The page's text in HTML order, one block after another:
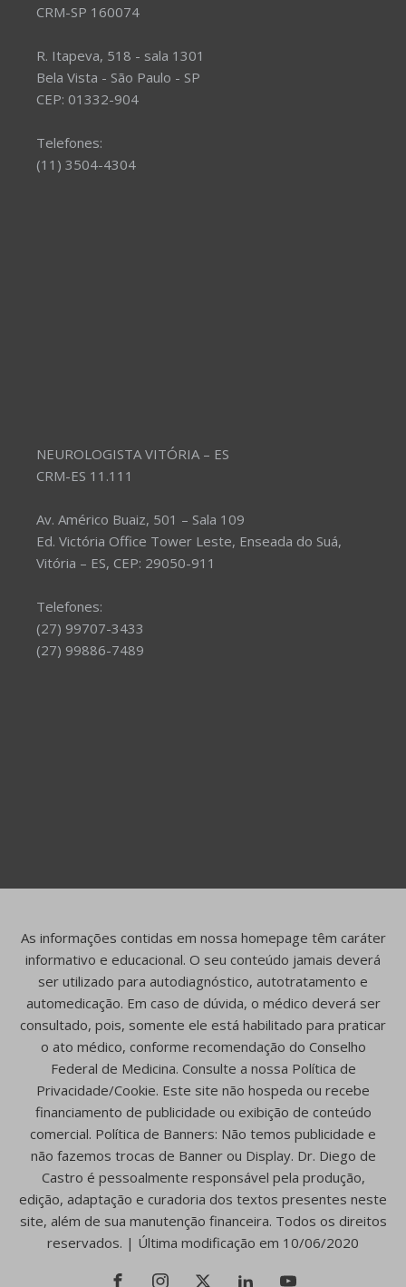
CRM-SP 160074
R. Itapeva, 518 - sala 1301
Bela Vista - São Paulo - SP
CEP: 01332-904
Telefones:
(11) 3504-4304
NEUROLOGISTA VITÓRIA – ES
CRM-ES 11.111
Av. Américo Buaiz, 501 – Sala 109
Ed. Victória Office Tower Leste, Enseada do Suá,
Vitória – ES, CEP: 29050-911
Telefones:
(27) 99707-3433
(27) 99886-7489
As informações contidas em nossa homepage têm caráter
informativo e educacional. O seu conteúdo jamais deverá
ser utilizado para autodiagnóstico, autotratamento e
automedicação. Em caso de dúvida, o médico deverá ser
consultado, pois, somente ele está habilitado para praticar
o ato médico, conforme recomendação do Conselho
Federal de Medicina. Consulte a nossa Política de
Privacidade/Cookie. Este site não hospeda ou recebe
financiamento de publicidade ou exibição de conteúdo
comercial. Política de Banners: Não temos publicidade e
não fazemos trocas de Banner ou Display. Dr. Diego de
Castro é pessoalmente responsável pela produção,
edição, adaptação e curadoria dos textos presentes neste
site, além de sua manutenção financeira. Todos os direitos
reservados. | Última modificação em 10/06/2020